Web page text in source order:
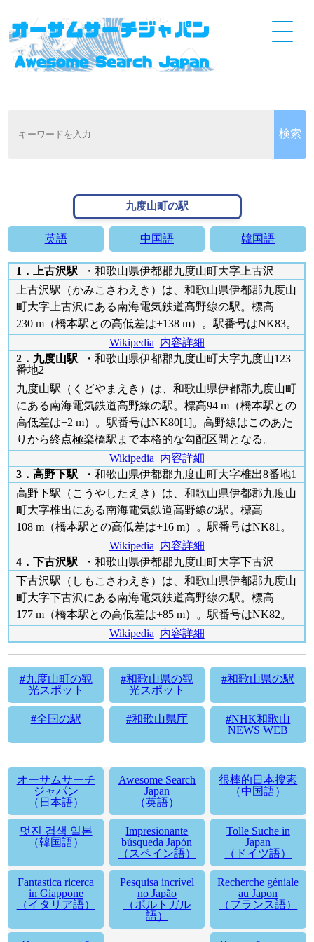
九度山町の駅
英語 中国語 韓国語
1．上古沢駅 ・和歌山県伊都郡九度山町大字上古沢
上古沢駅（かみこさわえき）は、和歌山県伊都郡九度山
町大字上古沢にある南海電気鉄道高野線の駅。標高
230 m（橋本駅との高低差は+138 m）。駅番号はNK83。
Wikipedia 内容詳細
2．九度山駅 ・和歌山県伊都郡九度山町大字九度山123
番地2
九度山駅（くどやまえき）は、和歌山県伊都郡九度山町
にある南海電気鉄道高野線の駅。標高94 m（橋本駅との
高低差は+2 m）。駅番号はNK80[1]。高野線はこのあた
りから終点極楽橋駅まで本格的な勾配区間となる。
Wikipedia 内容詳細
3．高野下駅 ・和歌山県伊都郡九度山町大字椎出8番地1
高野下駅（こうやしたえき）は、和歌山県伊都郡九度山
町大字椎出にある南海電気鉄道高野線の駅。標高
108 m（橋本駅との高低差は+16 m）。駅番号はNK81。
Wikipedia 内容詳細
4．下古沢駅 ・和歌山県伊都郡九度山町大字下古沢
下古沢駅（しもこさわえき）は、和歌山県伊都郡九度山
町大字下古沢にある南海電気鉄道高野線の駅。標高
177 m（橋本駅との高低差は+85 m）。駅番号はNK82。
Wikipedia 内容詳細
#九度山町の観
光スポット
#和歌山県の観
光スポット
#和歌山県の駅
#全国の駅 #和歌山県庁
#NHK和歌山
NEWS WEB
オーサムサーチ
ジャパン
（日本語）
Awesome Search
Japan
（英語）
很棒的日本搜索
（中国語）
멋진 검색 일본
（韓国語）
Impresionante
búsqueda Japón
（スペイン語）
Tolle Suche in
Japan
（ドイツ語）
Fantastica ricerca
in Giappone
（イタリア語）
Pesquisa incrível
no Japão
（ポルトガル
語）
Recherche géniale
au Japon
（フランス語）